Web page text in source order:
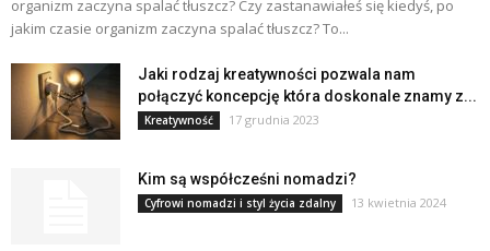
organizm zaczyna spalać tłuszcz? Czy zastanawiałeś się kiedyś, po
jakim czasie organizm zaczyna spalać tłuszcz? To...
Jaki rodzaj kreatywności pozwala nam
połączyć koncepcję która doskonale znamy z...
Kreatywność 17 grudnia 2023
Kim są współcześni nomadzi?
Cyfrowi nomadzi i styl życia zdalny 13 kwietnia 2024